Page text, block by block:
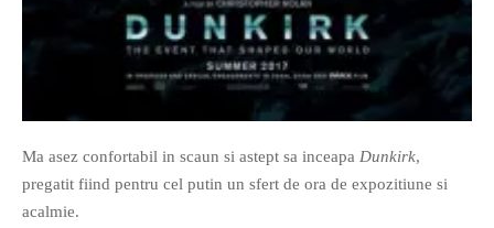
If you like movies, words and
Ma asez confortabil in scaun si astept sa inceapa Dunkirk,
pregatit fiind pentru cel putin un sfert de ora de expozitiune si
acalmie.